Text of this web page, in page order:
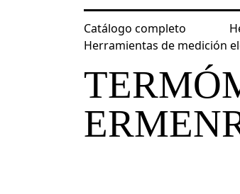
Catálogo completo
Herramientas de medición
Inicio Catálogo